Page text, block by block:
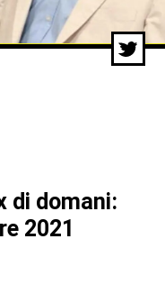
di domani:
2021